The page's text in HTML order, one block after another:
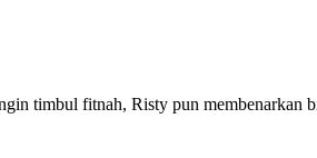
timbul fitnah, Risty pun membenarkan